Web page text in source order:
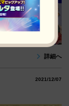
詳細へ
2021/12/07